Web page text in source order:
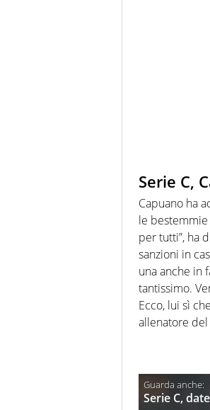
Serie C,
Capuano ha
le
per tutti”, ha
sanzioni in
una anche in
tantissimo.
Ecco, lui sì
allenatore del
Serie C,